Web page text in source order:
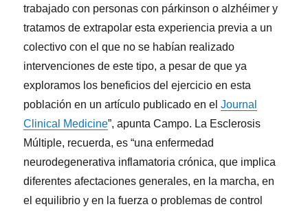
trabajado con personas con párkinson o alzhéimer y
tratamos de extrapolar esta experiencia previa a un
colectivo con el que no se habían realizado
intervenciones de este tipo, a pesar de que ya
exploramos los beneficios del ejercicio en esta
población en un artículo publicado en elJournal
Clinical Medicine”, apunta Campo. La Esclerosis
Múltiple, recuerda, es “una enfermedad
neurodegenerativa inflamatoria crónica, que implica
diferentes afectaciones generales, en la marcha, en
el equilibrio y en la fuerza o problemas de control